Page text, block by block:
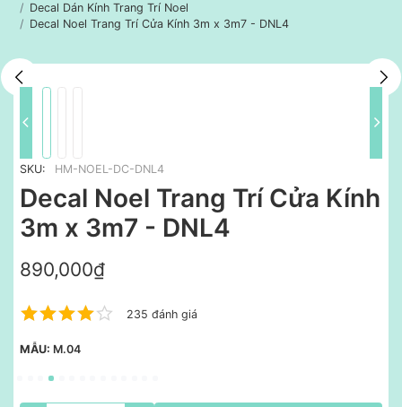
Decal Dán Kính Trang Trí Noel
Decal Noel Trang Trí Cửa Kính 3m x 3m7 - DNL4
SKU: HM-NOEL-DC-DNL4
Decal Noel Trang Trí Cửa Kính
3m x 3m7 - DNL4
890,000₫
235 đánh giá
MẪU: M.04